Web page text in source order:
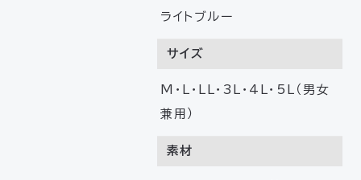
ライトブルー
サイズ
M･L･LL･3L･4L･5L（男女
兼用）
素材